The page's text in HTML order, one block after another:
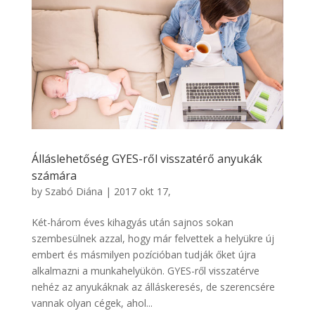
Álláslehetőség GYES-ről visszatérő anyukák
számára
by Szabó Diána | 2017 okt 17,
Két-három éves kihagyás után sajnos sokan
szembesülnek azzal, hogy már felvettek a helyükre új
embert és másmilyen pozícióban tudják őket újra
alkalmazni a munkahelyükön. GYES-ről visszatérve
nehéz az anyukáknak az álláskeresés, de szerencsére
vannak olyan cégek, ahol...